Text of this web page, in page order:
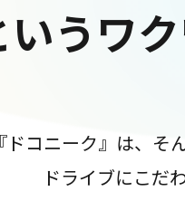
いうワ
『ドコニーク』は、
ドライブにこだ